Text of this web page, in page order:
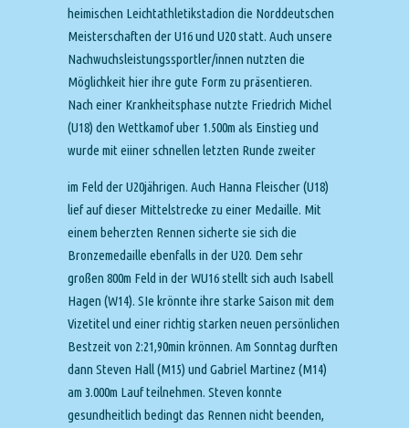
heimischen Leichtathletikstadion die Norddeutschen
Meisterschaften der U16 und U20 statt. Auch unsere
Nachwuchsleistungssportler/innen nutzten die
Möglichkeit hier ihre gute Form zu präsentieren.
Nach einer Krankheitsphase nutzte Friedrich Michel
(U18) den Wettkamof uber 1.500m als Einstieg und
wurde mit eiiner schnellen letzten Runde zweiter
im Feld der U20jährigen. Auch Hanna Fleischer (U18)
lief auf dieser Mittelstrecke zu einer Medaille. Mit
einem beherzten Rennen sicherte sie sich die
Bronzemedaille ebenfalls in der U20. Dem sehr
großen 800m Feld in der WU16 stellt sich auch Isabell
Hagen (W14). SIe krönnte ihre starke Saison mit dem
Vizetitel und einer richtig starken neuen persönlichen
Bestzeit von 2:21,90min krönnen. Am Sonntag durften
dann Steven Hall (M15) und Gabriel Martinez (M14)
am 3.000m Lauf teilnehmen. Steven konnte
gesundheitlich bedingt das Rennen nicht beenden,